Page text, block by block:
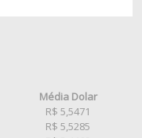
Média Dolar
R$ 5,5471
R$ 5,5285